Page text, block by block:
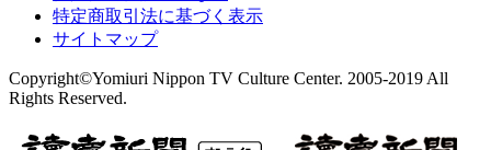
特定商取引法に基づく表示
サイトマップ
Copyright©Yomiuri Nippon TV Culture Center. 2005-2019 All
Rights Reserved.